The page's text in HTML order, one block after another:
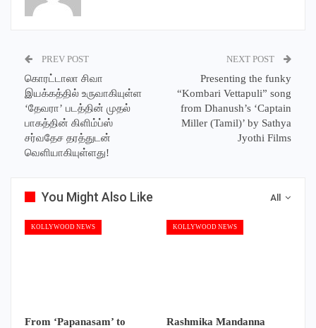
PREV POST
கொரட்டாலா சிவா
இயக்கத்தில் உருவாகியுள்ள
‘தேவரா’ படத்தின் முதல்
பாகத்தின் கிளிம்ப்ஸ்
சர்வதேச தரத்துடன்
வெளியாகியுள்ளது!
NEXT POST
Presenting the funky
“Kombari Vettapuli” song
from Dhanush’s ‘Captain
Miller (Tamil)’ by Sathya
Jyothi Films
All
You Might Also Like
KOLLYWOOD NEWS
From ‘Papanasam’ to
KOLLYWOOD NEWS
Rashmika Mandanna